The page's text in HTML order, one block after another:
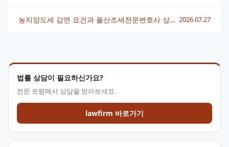
법률 상담이 필요하신가요?
전문 로펌에서 상담을 받아보세요.
lawfirm 바로가기
농지양도세 감면 요건과 울산조세전문변호사 상담 전략 총정리 2026.07.27